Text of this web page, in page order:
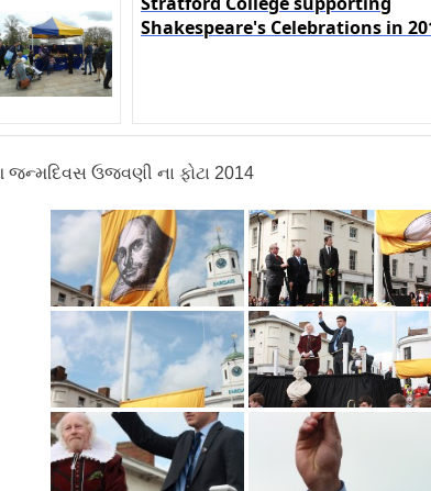
Shakespeare's Celebrations in
ઉજવણી ના ફોટા 2014